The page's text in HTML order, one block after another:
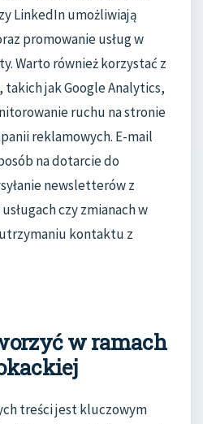
LinkedIn umożliwiają
promowanie usług w
Warto również korzystać z
jak Google Analytics,
ruchu na stronie
reklamowych. E-mail
na dotarcie do
newsletterów z
czy zmianach w
kontaktu z
w ramach
treści jest kluczowym